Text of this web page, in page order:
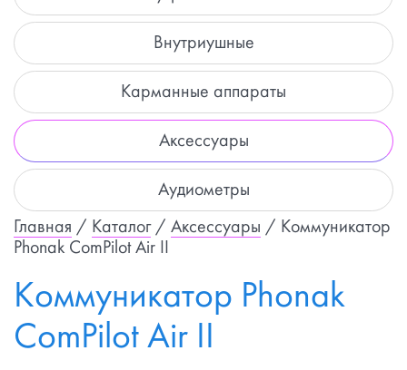
Внутриушные
Карманные аппараты
Аксессуары
Аудиометры
Главная / Каталог/ Аксессуары / Коммуникатор
Phonak ComPilot Air II
Коммуникатор Phonak
ComPilot Air II